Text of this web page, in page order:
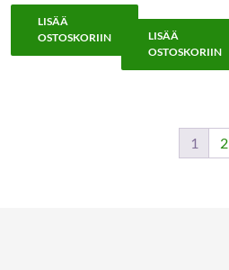
LISÄÄ
OSTOSKORIIN
LISÄÄ
OSTOSKORIIN
1 2